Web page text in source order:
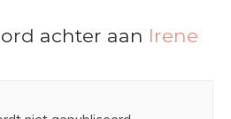
achter aan Irene